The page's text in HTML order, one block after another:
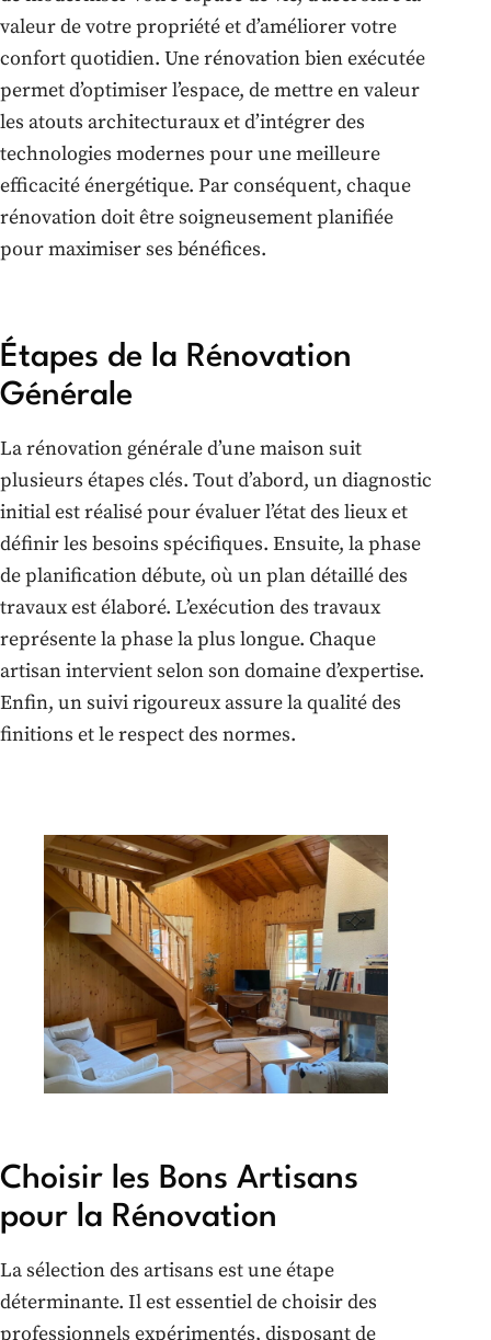
valeur de votre propriété et d’améliorer votre
confort quotidien. Une rénovation bien exécutée
permet d’optimiser l’espace, de mettre en valeur
les atouts architecturaux et d’intégrer des
technologies modernes pour une meilleure
efficacité énergétique. Par conséquent, chaque
rénovation doit être soigneusement planifiée
pour maximiser ses bénéfices.
Étapes de la Rénovation
Générale
La rénovation générale d’une maison suit
plusieurs étapes clés. Tout d’abord, un diagnostic
initial est réalisé pour évaluer l’état des lieux et
définir les besoins spécifiques. Ensuite, la phase
de planification débute, où un plan détaillé des
travaux est élaboré. L’exécution des travaux
représente la phase la plus longue. Chaque
artisan intervient selon son domaine d’expertise.
Enfin, un suivi rigoureux assure la qualité des
finitions et le respect des normes.
Choisir les Bons Artisans
pour la Rénovation
La sélection des artisans est une étape
déterminante. Il est essentiel de choisir des
professionnels expérimentés, disposant de